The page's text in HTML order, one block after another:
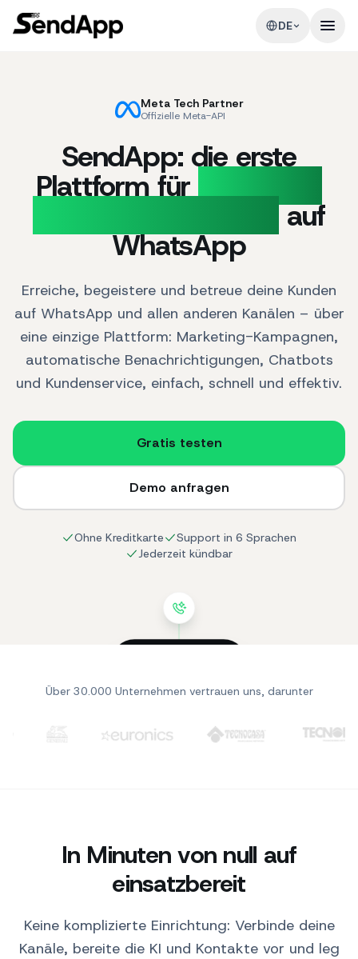
DE
Meta Tech Partner
Offizielle Meta-API
SendApp: die erste
Plattform für Marketing
auf
WhatsApp
Erreiche, begeistere und betreue deine Kunden
auf WhatsApp und allen anderen Kanälen – über
eine einzige Plattform: Marketing-Kampagnen,
automatische Benachrichtigungen, Chatbots
und Kundenservice, einfach, schnell und effektiv.
Gratis testen
Demo anfragen
Ohne Kreditkarte
Support in 6 Sprachen
Jederzeit kündbar
Hallo! Ich suche ein
Hallo! 👋 Hier sind
ich.
10:31
SendApp AI
Über 30.000 Unternehmen vertrauen uns, darunter
Clienti: TIM, WindTre, Generali, Euronics, Tecnocasa,
In Minuten von null auf
einsatzbereit
Keine komplizierte Einrichtung: Verbinde deine
Kanäle, bereite die KI und Kontakte vor und leg